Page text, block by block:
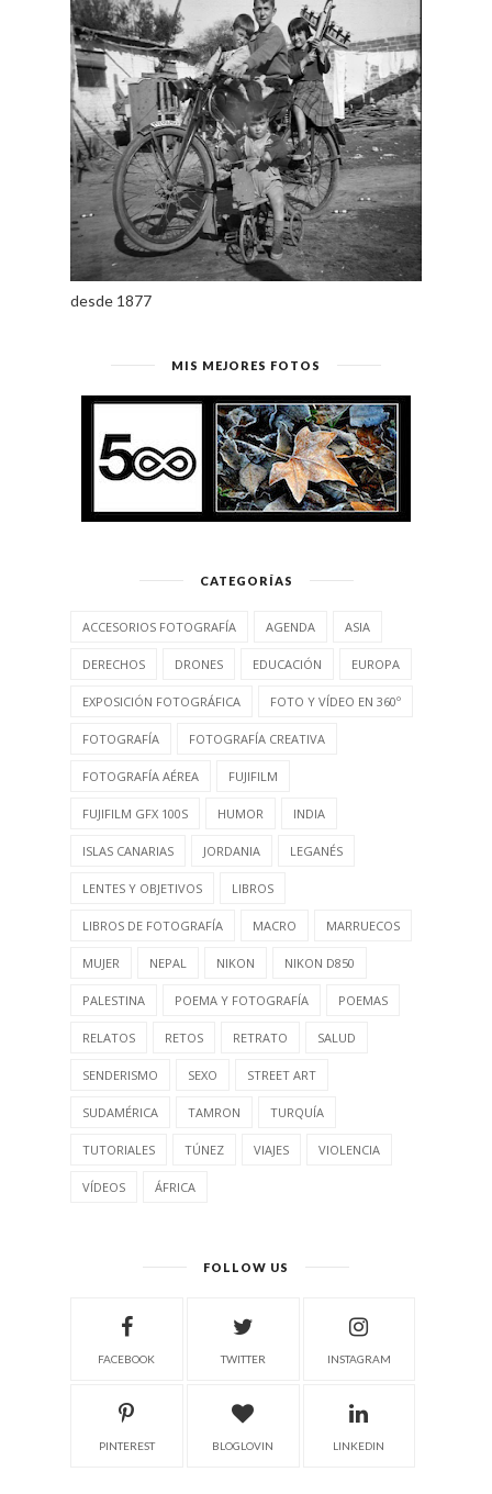
desde 1877
MIS MEJORES FOTOS
CATEGORÍAS
ACCESORIOS FOTOGRAFÍA AGENDA ASIA
DERECHOS DRONES EDUCACIÓN EUROPA
EXPOSICIÓN FOTOGRÁFICA FOTO Y VÍDEO EN 360º
FOTOGRAFÍA FOTOGRAFÍA CREATIVA
FOTOGRAFÍA AÉREA FUJIFILM
FUJIFILM GFX 100S HUMOR INDIA
ISLAS CANARIAS JORDANIA LEGANÉS
LENTES Y OBJETIVOS LIBROS
LIBROS DE FOTOGRAFÍA MACRO MARRUECOS
MUJER NEPAL NIKON NIKON D850
PALESTINA POEMA Y FOTOGRAFÍA POEMAS
RELATOS RETOS RETRATO SALUD
SENDERISMO SEXO STREET ART
SUDAMÉRICA TAMRON TURQUÍA
TUTORIALES TÚNEZ VIAJES VIOLENCIA
VÍDEOS ÁFRICA
FOLLOW US
FACEBOOK TWITTER INSTAGRAM
PINTEREST BLOGLOVIN LINKEDIN